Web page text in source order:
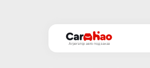
Агрегатор авто под заказ